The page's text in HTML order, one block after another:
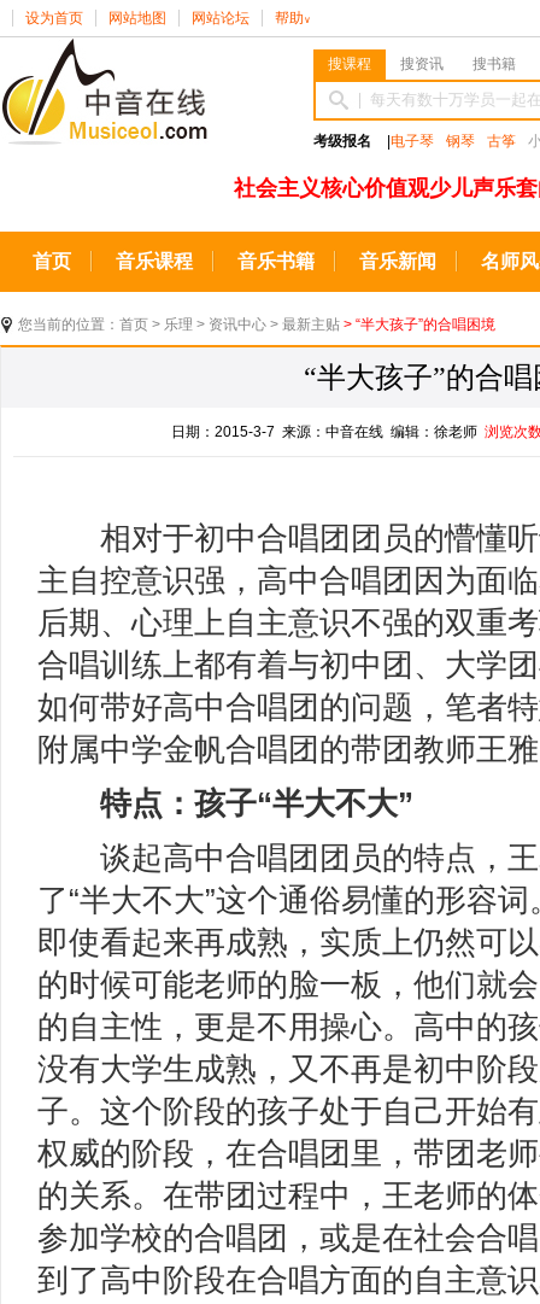
设为首页 网站地图 网站论坛 帮助 ∨
搜课程 搜资讯 搜书籍
考级报名 电子琴 钢琴 古筝
社会主义核心价值观少儿声乐
首页 音乐课程 音乐书籍 音乐新闻 名师
您当前的位置： 首页 > 乐理 > 资讯中心 > 最新主贴 > “半大孩子”的合唱困境
“半大孩子”的合
日期：2015-3-7 来源：中音在线 编辑：徐老师 浏览次
相对于初中合唱团团员的懵懂听
主自控意识强，高中合唱团因为面
后期、心理上自主意识不强的双重
合唱训练上都有着与初中团、大学
如何带好高中合唱团的问题，笔者
附属中学金帆合唱团的带团教师王
特点：孩子“半大不大”
谈起高中合唱团团员的特点，王
了“半大不大”这个通俗易懂的形容
即使看起来再成熟，实质上仍然可
的时候可能老师的脸一板，他们就
的自主性，更是不用操心。高中的
没有大学生成熟，又不再是初中阶
子。这个阶段的孩子处于自己开始
权威的阶段，在合唱团里，带团老
的关系。在带团过程中，王老师的
参加学校的合唱团，或是在社会合
到了高中阶段在合唱方面的自主意